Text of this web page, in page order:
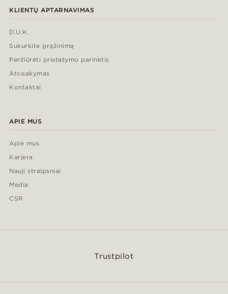
KLIENTŲ APTARNAVIMAS
D.U.K.
Sukurkite grąžinimą
Peržiūrėti pristatymo parinktis
Atsisakymas
Kontaktai
APIE MUS
Apie mus
Karjera
Nauji straipsniai
Media
CSR
Trustpilot